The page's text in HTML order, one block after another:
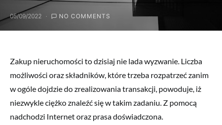
05/09/2022 NO COMMENTS
Zakup nieruchomości to dzisiaj nie lada wyzwanie. Liczba
możliwości oraz składników, które trzeba rozpatrzeć zanim
w ogóle dojdzie do zrealizowania transakcji, powoduje, iż
niezwykle ciężko znaleźć się w takim zadaniu. Z pomocą
nadchodzi Internet oraz prasa doświadczona.